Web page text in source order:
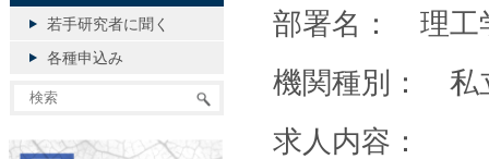
部署名： 理工
機関種別： 私
求人内容：
若手研究者に聞く
各種申込み